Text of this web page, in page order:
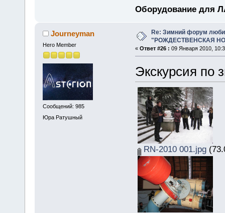
Оборудование для
Journeyman
Hero Member
Сообщений: 985
Юра Ратушный
Re: Зимний форум
"РОЖДЕСТВЕНСКАЯ
« Ответ #26 : 09 Января 2010,
Экскурсия по
RN-2010 001.jpg